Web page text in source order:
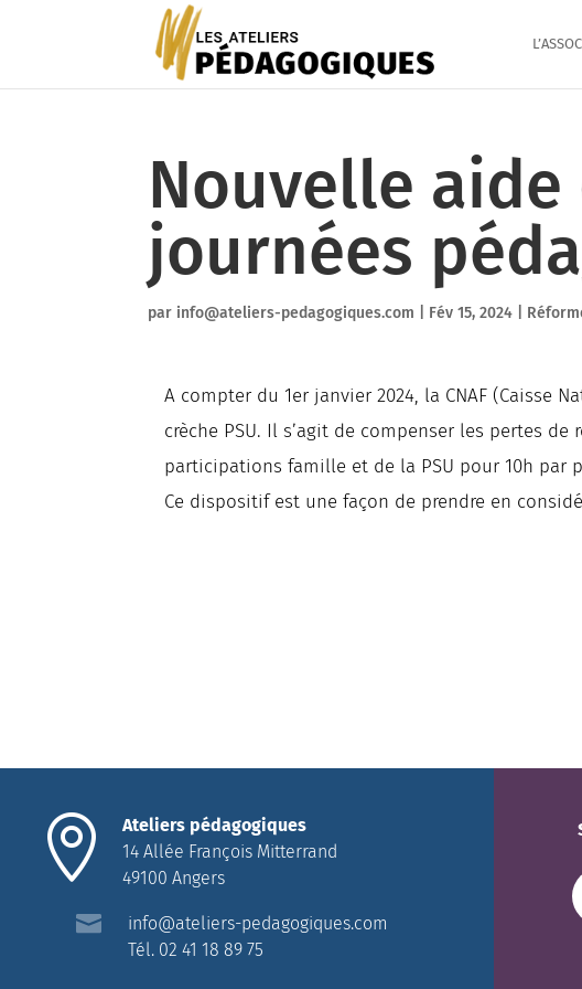
Nouvelle aide
journées
par info@ateliers-pedagogiques.com Fév 15, 2024
A compter du 1er janvier 2024, la CNAF (Caisse
crèche PSU. Il s’agit de compenser les pertes
participations famille et de la PSU pour 10h par
Ce dispositif est une façon de prendre en

Ateliers pédagogiques
14 Allée François Mitterrand
49100 Angers

info@ateliers-pedagogiques.com
Tél. 02 41 18 89 75